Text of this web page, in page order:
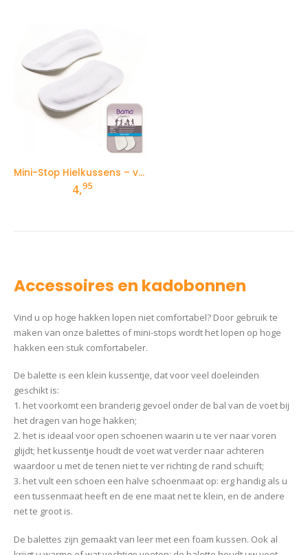
Mini-Stop Hielkussens – voorkomt blaren en pijnlijke hielen
4,95
Accessoires en kadobonnen
Vind u op hoge hakken lopen niet comfortabel? Door gebruik te
maken van onze balettes of mini-stops wordt het lopen op hoge
hakken een stuk comfortabeler.
De balette is een klein kussentje, dat voor veel doeleinden
geschikt is:
1. het voorkomt een branderig gevoel onder de bal van de voet bij
het dragen van hoge hakken;
2. het is ideaal voor open schoenen waarin u te ver naar voren
glijdt; het kussentje houdt de voet wat verder naar achteren
waardoor u met de tenen niet te ver richting de rand schuift;
3. het vult een schoen een halve schoenmaat op: erg handig als u
een tussenmaat heeft en de ene maat net te klein, en de andere
net te groot is.
De balettes zijn gemaakt van leer met een foam kussen. Ook al